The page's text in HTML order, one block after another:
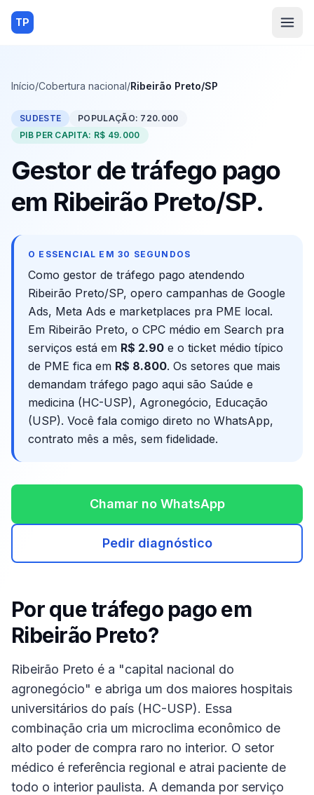
TP
Início/Cobertura nacional/Ribeirão Preto/SP
SUDESTE POPULAÇÃO: 720.000
PIB PER CAPITA: R$ 49.000
Gestor de tráfego pago
em Ribeirão Preto/SP.
O ESSENCIAL EM 30 SEGUNDOS
Como gestor de tráfego pago atendendo
Ribeirão Preto/SP, opero campanhas de Google
Ads, Meta Ads e marketplaces pra PME local.
Em Ribeirão Preto, o CPC médio em Search pra
serviços está em R$ 2.90 e o ticket médio típico
de PME fica em R$ 8.800. Os setores que mais
demandam tráfego pago aqui são Saúde e
medicina (HC-USP), Agronegócio, Educação
(USP). Você fala comigo direto no WhatsApp,
contrato mês a mês, sem fidelidade.
Chamar no WhatsApp
Pedir diagnóstico
Por que tráfego pago em
Ribeirão Preto?
Ribeirão Preto é a "capital nacional do
agronegócio" e abriga um dos maiores hospitais
universitários do país (HC-USP). Essa
combinação cria um microclima econômico de
alto poder de compra raro no interior. O setor
médico é referência regional e atrai paciente de
todo o interior paulista. A demanda por serviço